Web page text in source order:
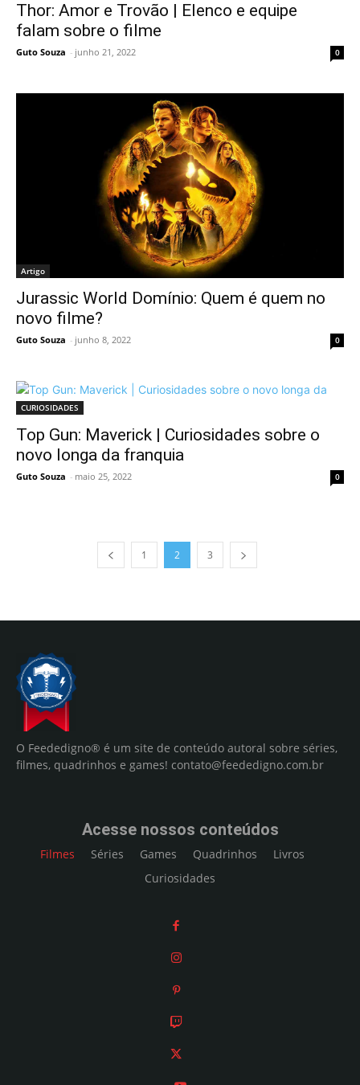
Thor: Amor e Trovão | Elenco e equipe
falam sobre o filme
Guto Souza - junho 21, 2022 0
Artigo
Jurassic World Domínio: Quem é quem no
novo filme?
Guto Souza - junho 8, 2022 0
CURIOSIDADES
Top Gun: Maverick | Curiosidades sobre o
novo longa da franquia
Guto Souza - maio 25, 2022 0
1 2 3
O Feededigno® é um site de conteúdo autoral sobre séries,
filmes, quadrinhos e games! contato@feededigno.com.br
Acesse nossos conteúdos
Filmes Séries Games Quadrinhos
Livros
Curiosidades